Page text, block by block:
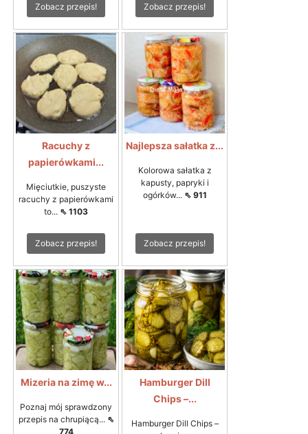
Zobacz przepis!
Zobacz przepis!
Racuchy z
papierówkami...
Mięciutkie, puszyste
racuchy z papierówkami
to... ⇖ 1103
Zobacz przepis!
Najlepsza sałatka z...
Kolorowa sałatka z
kapusty, papryki i
ogórków... ⇖ 911
Zobacz przepis!
Mizeria na zimę w...
Poznaj mój sprawdzony
przepis na chrupiącą... ⇖
774
Hamburger Dill
Chips –...
Hamburger Dill Chips –